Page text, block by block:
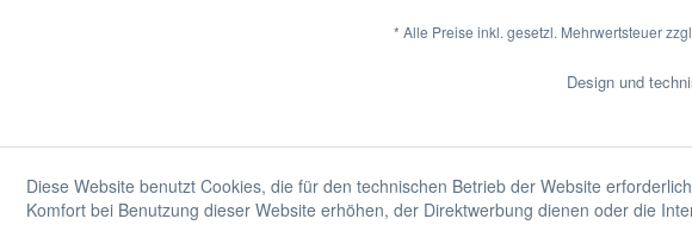
* Alle Preise inkl. gesetzl. Mehrwertsteuer
Design und
Diese Website benutzt Cookies, die für den technischen Betrieb der Website
Komfort bei Benutzung dieser Website erhöhen, der Direktwerbung dienen oder die